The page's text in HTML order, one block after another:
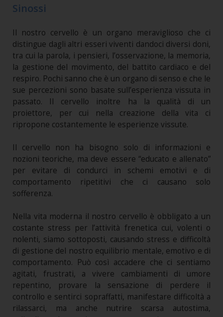
Sinossi
Il nostro cervello è un organo meraviglioso che ci
distingue dagli altri esseri viventi dandoci diversi doni,
tra cui la parola, i pensieri, l’osservazione, la memoria,
la gestione del movimento, del battito cardiaco e del
respiro. Pochi sanno che è un organo di senso e che le
sue percezioni sono basate sull’esperienza vissuta in
passato. Il cervello inoltre ha la qualità di un
proiettore, per cui nella creazione della vita ci
ripropone costantemente le esperienze vissute.
Il cervello non ha bisogno solo di informazioni e
nozioni teoriche, ma deve essere “educato e allenato”
per evitare di condurci in schemi emotivi e di
comportamento ripetitivi che ci causano solo
sofferenza.
Nella vita moderna il nostro cervello è obbligato a un
costante stress per l’attività frenetica cui, volenti o
nolenti, siamo sottoposti, causando stress e difficoltà
di gestione del nostro equilibrio mentale, emotivo e di
comportamento. Può così accadere che ci sentiamo
agitati, frustrati, a vivere cambiamenti di umore
repentino, provare la sensazione di perdere il
controllo e sentirci sopraffatti, manifestare difficoltà a
rilassarci, ma anche nutrire scarsa autostima,